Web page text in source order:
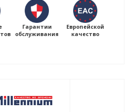
Гарантии
обслуживания
Европейской
качество